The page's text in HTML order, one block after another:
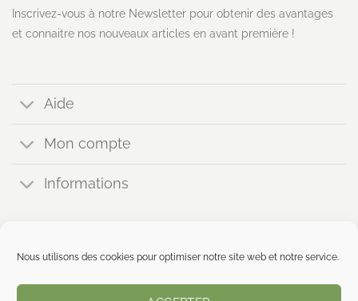
Nous utilisons des cookies pour optimiser notre site web et notre service.
Aide
Mon compte
Informations
Inscrivez-vous à notre Newsletter pour obtenir des avantages
et connaitre nos nouveaux articles en avant première !